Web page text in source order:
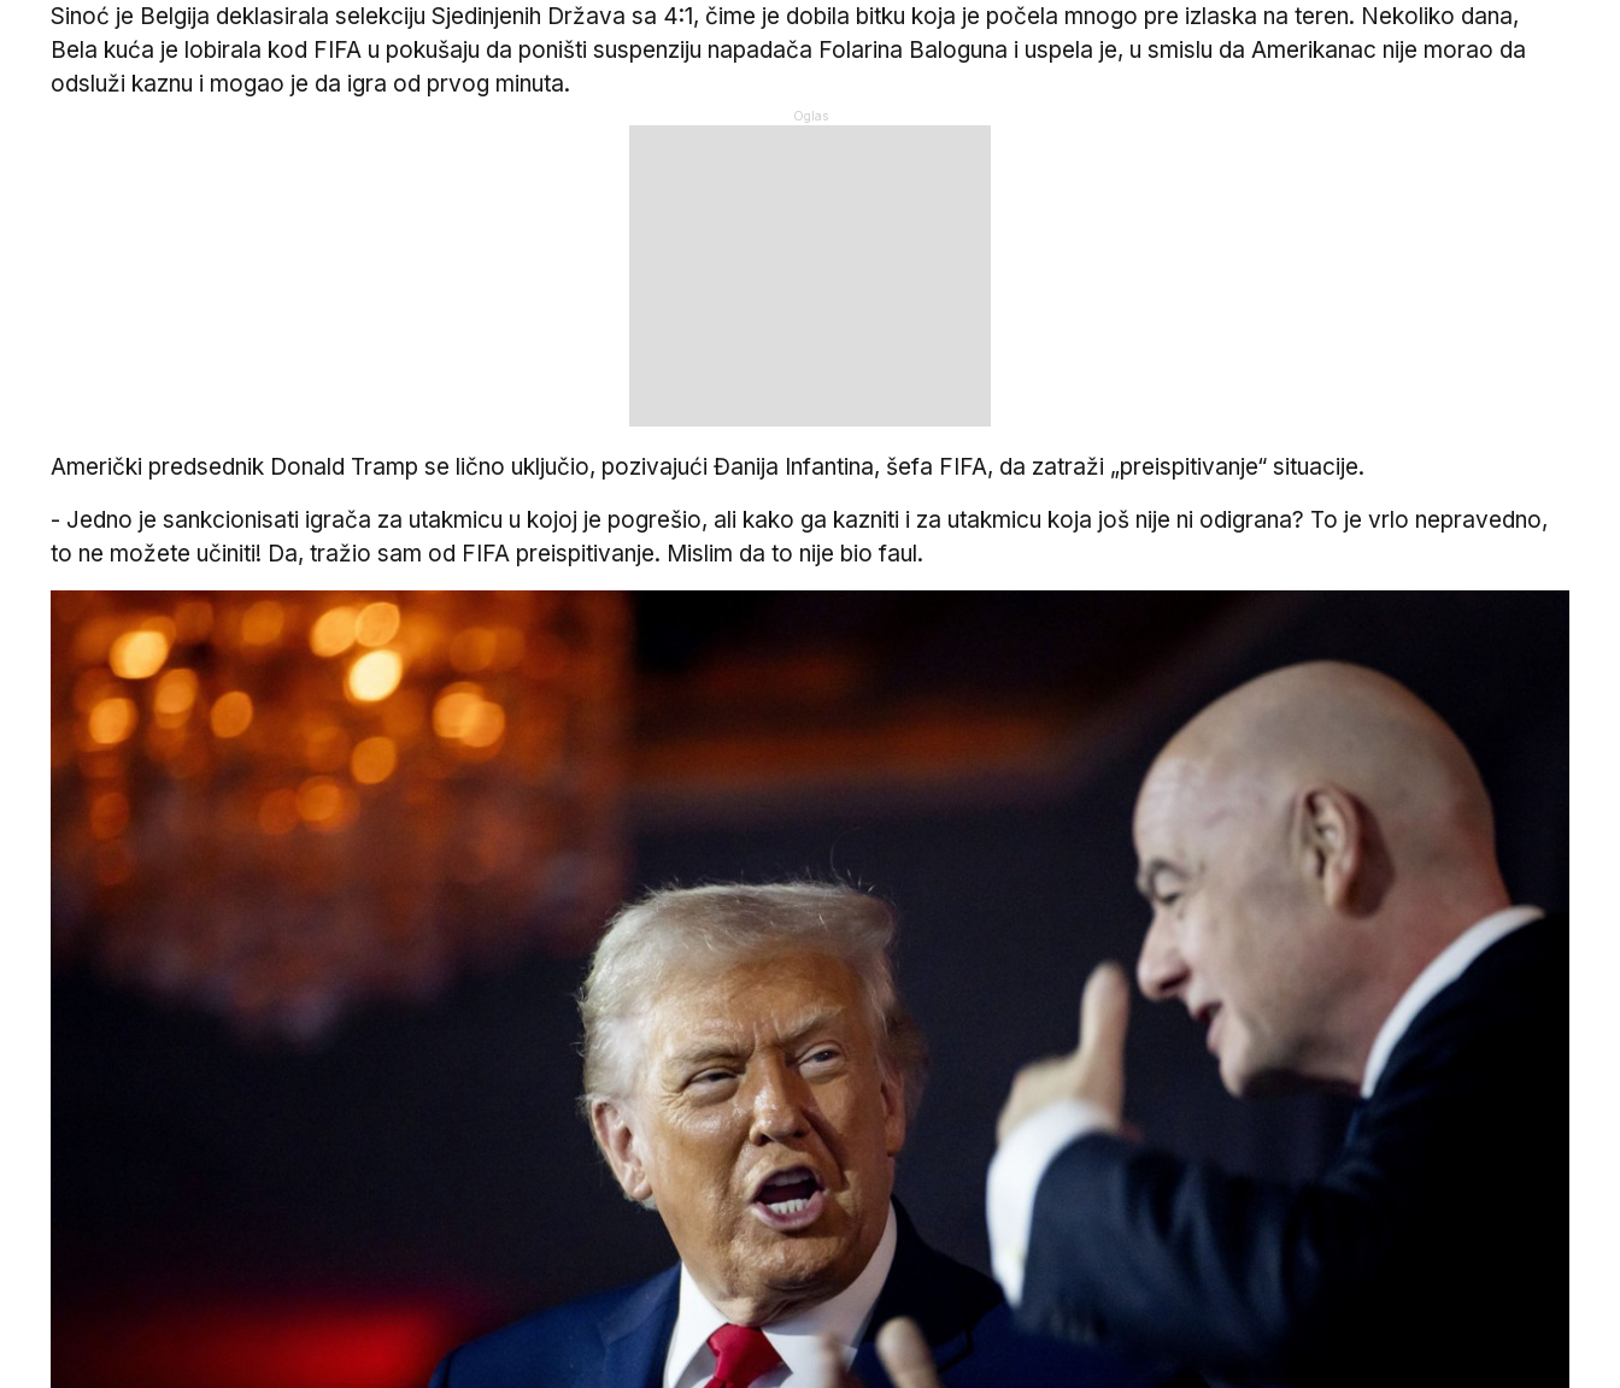
Sinoć je Belgija deklasirala selekciju Sjedinjenih Država sa 4:1, čime je dobila bitku koja je počela mnogo pre izlaska na teren. Nekoliko dana,
Bela kuća je lobirala kod FIFA u pokušaju da poništi suspenziju napadača Folarina Baloguna i uspela je, u smislu da Amerikanac nije morao da
odsluži kaznu i mogao je da igra od prvog minuta.
Američki predsednik Donald Tramp se lično uključio, pozivajući Đanija Infantina, šefa FIFA, da zatraži „preispitivanje“ situacije.
- Jedno je sankcionisati igrača za utakmicu u kojoj je pogrešio, ali kako ga kazniti i za utakmicu koja još nije ni odigrana? To je vrlo nepravedno,
to ne možete učiniti! Da, tražio sam od FIFA preispitivanje. Mislim da to nije bio faul.